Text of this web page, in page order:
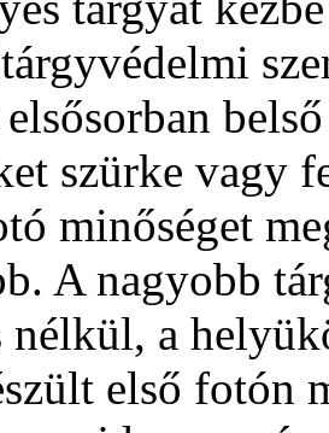
szürke vagy
minőséget
A nagyobb
nélkül, a
első fotón